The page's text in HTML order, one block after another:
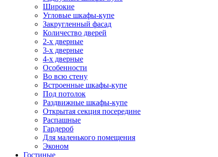
Широкие
Угловые шкафы-купе
Закругленный фасад
Количество дверей
2-х дверные
3-х дверные
4-х дверные
Особенности
Во всю стену
Встроенные шкафы-купе
Под потолок
Раздвижные шкафы-купе
Открытая секция посередине
Распашные
Гардероб
Для маленького помещения
Эконом
Гостиные